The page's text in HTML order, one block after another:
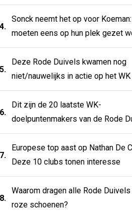
Sonck neemt het op voor
moeten eens op hun plek gezet
Deze Rode Duivels kwamen nog
niet/nauwelijks in actie op het
Dit zijn de 20 laatste WK-
doelpuntenmakers van de Rode
Europese top aast op Nathan De
Deze 10 clubs tonen interesse
Waarom dragen alle Rode
roze schoenen?